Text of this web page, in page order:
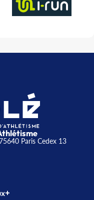
Paris Cedex 13
+